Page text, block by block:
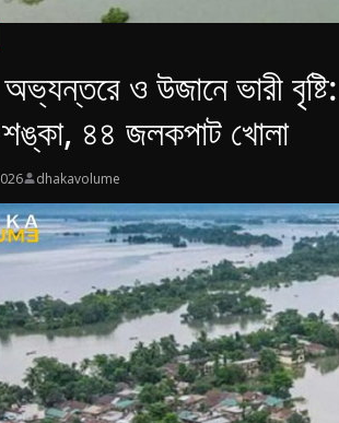
ও উজানে ভারী
শঙ্কা, ৪৪ জলকপাট খোলা
dhakavolume